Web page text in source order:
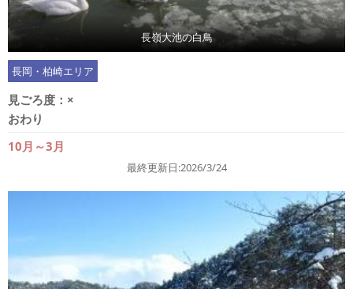
長嶺大池の白鳥
長岡・柏崎エリア
見ごろ度： ×
おわり
10月～3月
最終更新日:2026/3/24